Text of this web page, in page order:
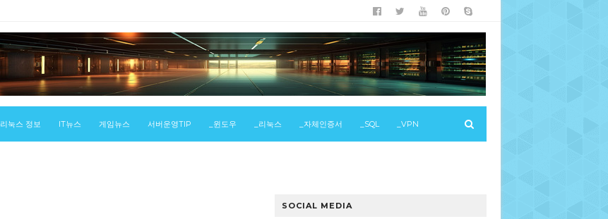
리눅스 정보 IT뉴스 게임뉴스 서버운영TIP _윈도우 _리눅스 _자체인증서 _SQL _VPN
SOCIAL MEDIA